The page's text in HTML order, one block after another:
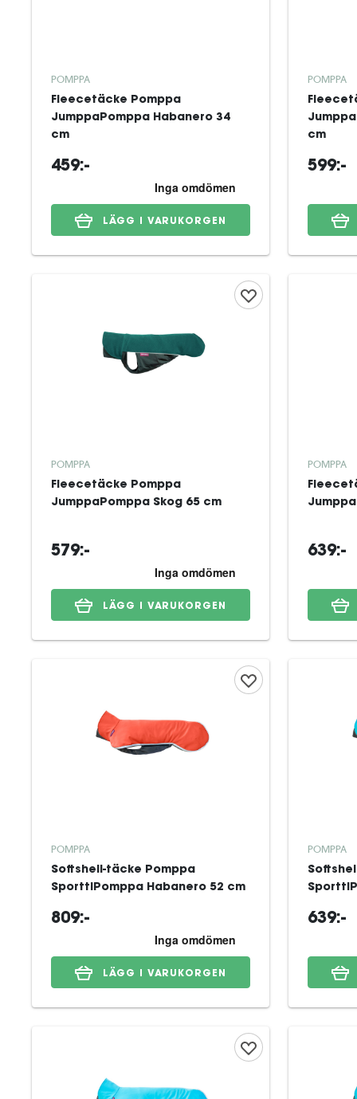
POMPPA
Fleecetäcke Pomppa
JumppaPomppa Habanero 34
cm
459:-
LÄGG I VARUKORGEN
POMPPA
cm
599:-
POMPPA
Fleecetäcke Pomppa
JumppaPomppa Skog 65 cm
579:-
LÄGG I VARUKORGEN
POMPPA
639:-
POMPPA
Softshell-täcke Pomppa
SporttiPomppa Habanero 52 cm
809:-
LÄGG I VARUKORGEN
POMPPA
639:-